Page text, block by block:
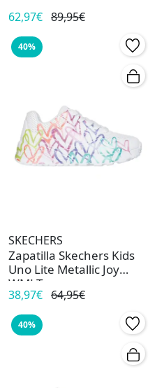
62,97€ 89,95€
40%
SKECHERS
Zapatilla Skechers Kids
Uno Lite Metallic Joy
WMLT
38,97€ 64,95€
40%